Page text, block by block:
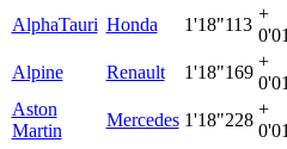
AlphaTauri Honda 1'18"113
+
Alpine Renault 1'18"169
+
Aston
Martin
Mercedes 1'18"228
+